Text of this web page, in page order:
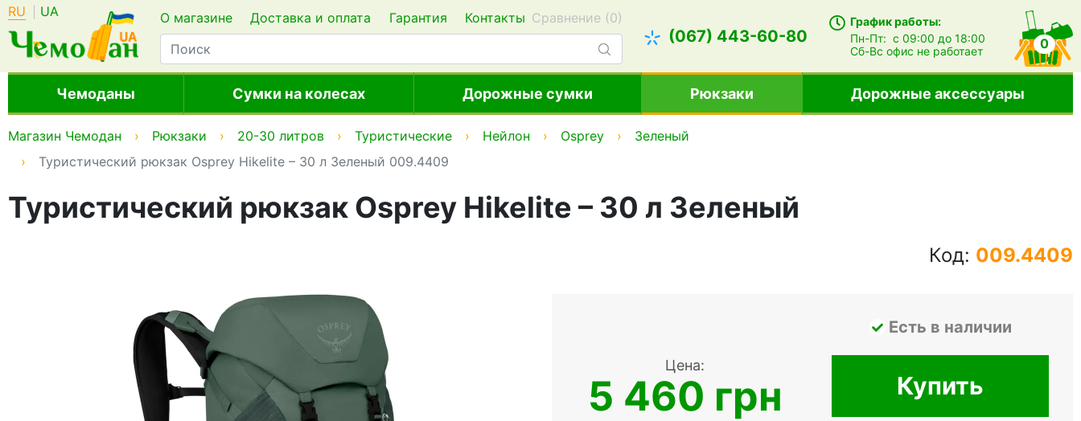
RU UA О магазине Доставка и оплата Гарантия Контакты Сравнение (0)
(067) 443-60-80
График работы:
Пн-Пт:с 09:00 до 18:00
Сб-Всофис не работает 0
Чемоданы Сумки на колесах Дорожные сумки Рюкзаки Дорожные аксессуары
Магазин Чемодан Рюкзаки 20-30 литров Туристические Нейлон Osprey
Зеленый
Туристический рюкзак Osprey Hikelite – 30 л Зеленый 009.4409
Туристический рюкзак Osprey Hikelite – 30 л Зеленый
Код: 009.4409
Цена:
5 460 грн
Есть в наличии
Купить